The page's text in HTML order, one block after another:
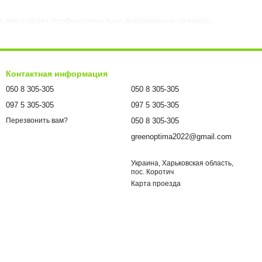
которые сохраняют форму даже при ярком солнце.
Контактная информация
050 8 305-305
097 5 305-305
Перезвонить вам?
050 8 305-305
097 5 305-305
050 8 305-305
greenoptima2022@gmail.com
Украина, Харьковская область,
пос. Коротич
Карта проезда